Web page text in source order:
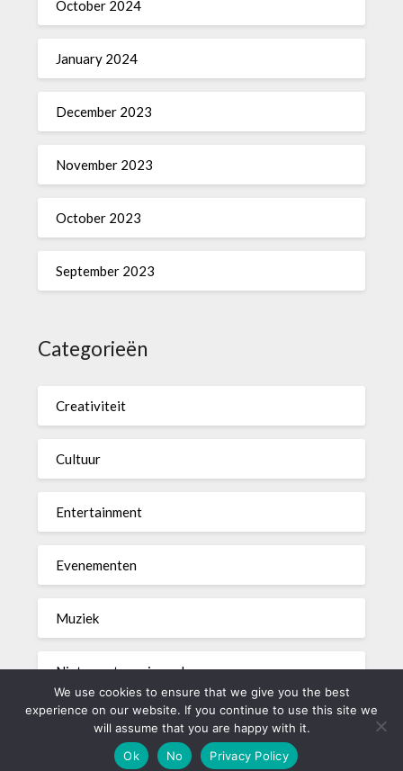
October 2024
January 2024
December 2023
November 2023
October 2023
September 2023
Categorieën
Creativiteit
Cultuur
Entertainment
Evenementen
Muziek
Niet gecategoriseerd
©2026 akkoord.be| WordPress Theme bySuperb WordPress
Themes
We use cookies to ensure that we give you the best
experience on our website. If you continue to use this site we
will assume that you are happy with it.
Ok
No Privacy Policy